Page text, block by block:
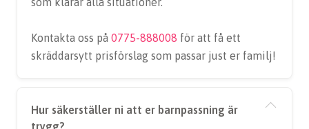
Kontakta oss på 0775-888008 för att få ett
skräddarsytt prisförslag som passar just er familj!
Hur säkerställer ni att er barnpassning är
trygg?